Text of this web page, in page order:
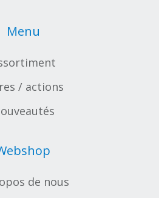
Menu
/ actions
de nous